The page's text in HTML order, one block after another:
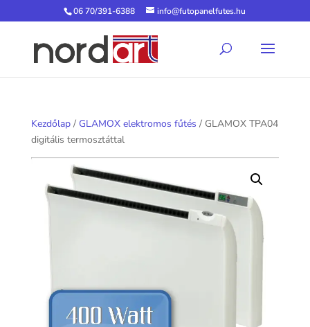
06 70/391-6388 info@futopanelfutes.hu
Kezdőlap/ GLAMOX elektromos fűtés / GLAMOX TPA04
digitális termosztáttal